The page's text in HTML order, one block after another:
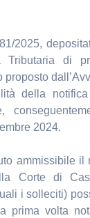
2025,
Tributaria di
della
2024.
ammissibile il
Corte di
i solleciti)
prima volta